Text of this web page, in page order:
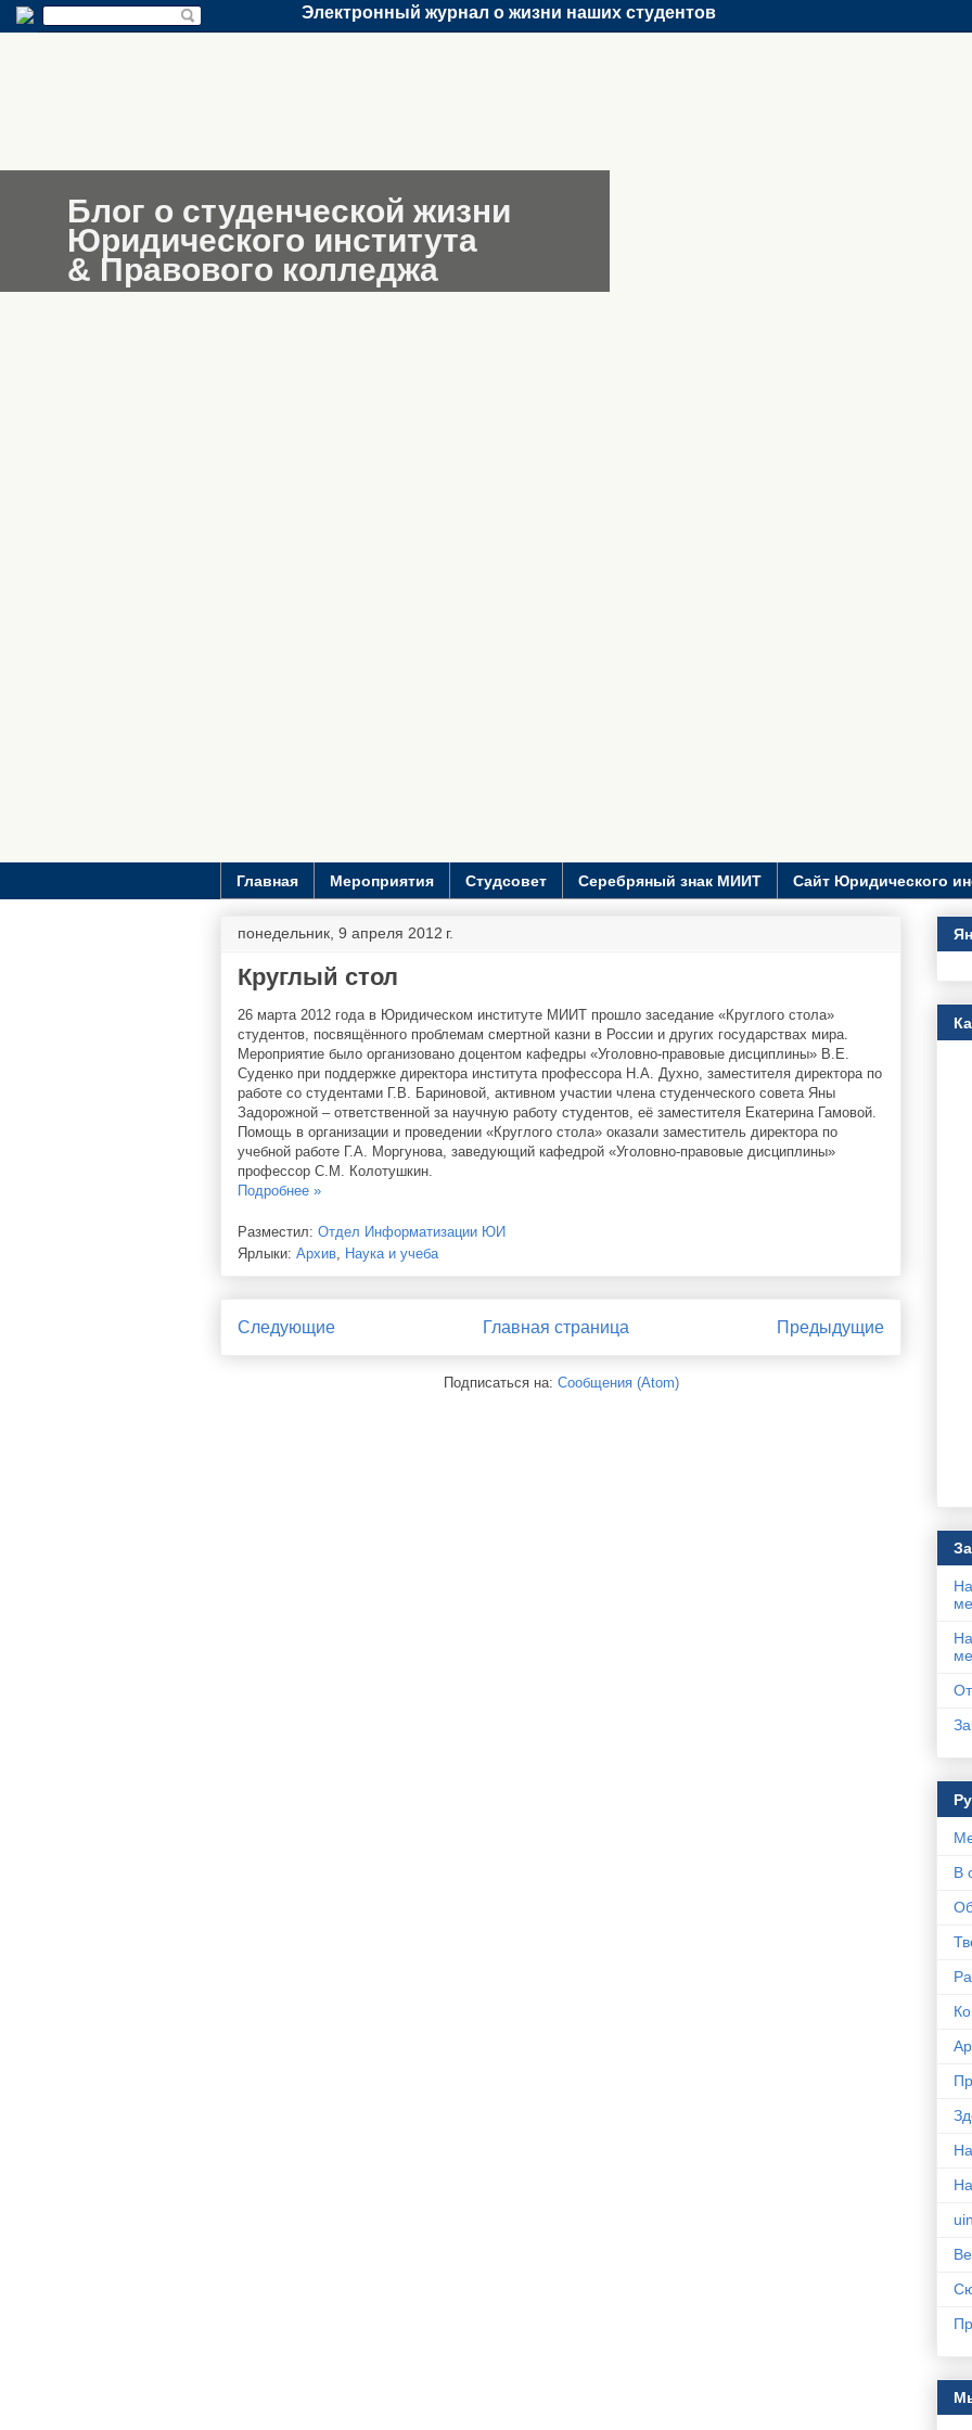
Электронный журнал о жизни наших студентов
Блог о студенческой жизни
Юридического института
& Правового колледжа
Главная Мероприятия Студсовет Серебряный знак МИИТ Сайт Юридического
понедельник, 9 апреля 2012 г.
Круглый стол
26 марта 2012 года в Юридическом институте МИИТ прошло заседание «Круглого стола»
студентов, посвящённого проблемам смертной казни в России и других государствах мира.
Мероприятие было организовано доцентом кафедры «Уголовно-правовые дисциплины» В.Е.
Суденко при поддержке директора института профессора Н.А. Духно, заместителя директора по
работе со студентами Г.В. Бариновой, активном участии члена студенческого совета Яны
Задорожной – ответственной за научную работу студентов, её заместителя Екатерина Гамовой.
Помощь в организации и проведении «Круглого стола» оказали заместитель директора по
учебной работе Г.А. Моргунова, заведующий кафедрой «Уголовно-правовые дисциплины»
профессор С.М. Колотушкин.
Подробнее »
Разместил: Отдел Информатизации ЮИ
Ярлыки: Архив, Наука и учеба
Следующие Предыдущие
Главная страница
Подписаться на: Сообщения (Atom)
В